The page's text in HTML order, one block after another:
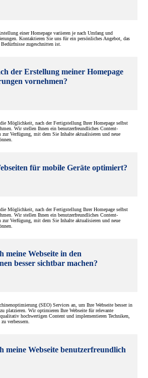
einer Homepage variieren je nach Umfang und
Kontaktieren Sie uns für ein persönliches Angebot, das
zugeschnitten ist.
der Erstellung meiner Homepage
vornehmen?
Möglichkeit, nach der Fertigstellung Ihrer Homepage selbst
Wir stellen Ihnen ein benutzerfreundliches Content-
zur Verfügung, mit dem Sie Inhalte aktualisieren und neue
für mobile Geräte optimiert?
Möglichkeit, nach der Fertigstellung Ihrer Homepage selbst
Wir stellen Ihnen ein benutzerfreundliches Content-
zur Verfügung, mit dem Sie Inhalte aktualisieren und neue
meine Webseite in den
besser sichtbar machen?
(SEO) Services an, um Ihre Webseite besser in
platzieren. Wir optimieren Ihre Webseite für relevante
hochwertigen Content und implementieren Techniken,
verbessern.
meine Webseite benutzerfreundlich